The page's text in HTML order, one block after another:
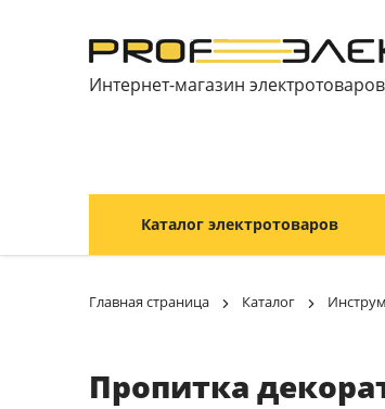
Интернет-магазин электротоваров
Каталог электротоваров
Главная страница Каталог
Пропитка